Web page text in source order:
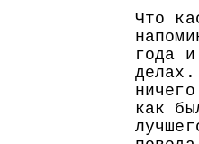
Что
года
как